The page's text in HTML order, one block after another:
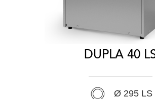
DUPLA 40
Ø 295 LS